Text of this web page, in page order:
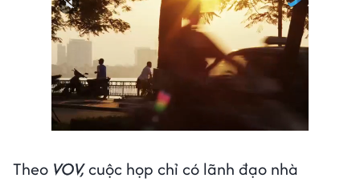
Theo VOV,cuộc họp chỉ có lãnh đạo nhà